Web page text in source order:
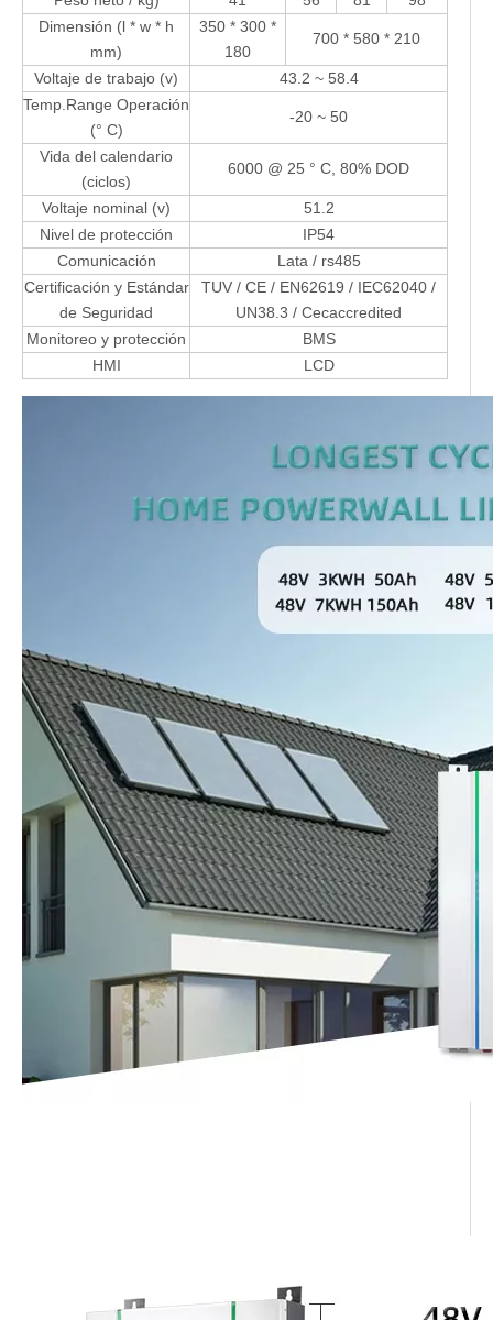
Dimensión (l * w * h
mm)
350 * 300 *
180
700 * 580 * 210
Voltaje de trabajo (v)
43.2 ~ 58.4
Temp.Range Operación
(° C)
-20 ~ 50
Vida del calendario
(ciclos)
6000 @ 25 ° C, 80% DOD
Voltaje nominal (v)
51.2
Nivel de protección
IP54
Comunicación
Lata / rs485
Certificación y Estándar
de Seguridad
TUV / CE / EN62619 / IEC62040 /
UN38.3 / Cecaccredited
Monitoreo y protección
BMS
HMI
LCD